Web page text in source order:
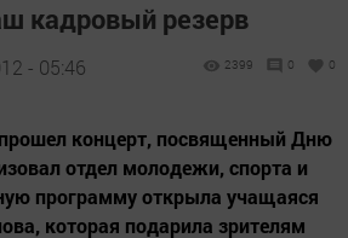
кадровый резерв
- 05:46 2399 0 0
концерт, посвященный Дню
отдел молодежи, спорта и
программу открыла учащаяся
которая подарила зрителям